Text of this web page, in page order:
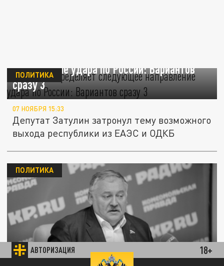
АВТОРИЗАЦИЯ 18+
направление удара по России: Вариантов
сразу 3
ПОЛИТИКА
07 НОЯБРЯ 15:33
Депутат Затулин затронул тему возможного
выхода республики из ЕАЭС и ОДКБ
Затулин подтвердил образовавшуюся
ПОЛИТИКА